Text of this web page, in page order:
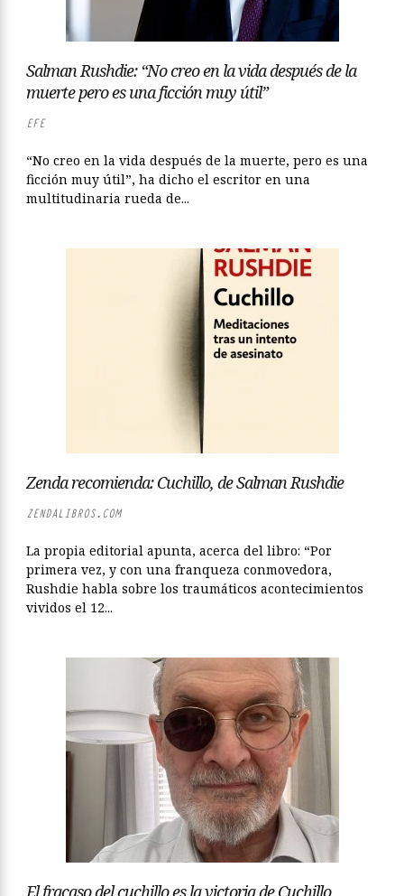
Salman Rushdie: “No creo en la vida después de la
muerte pero es una ficción muy útil”
EFE
“No creo en la vida después de la muerte, pero es una
ficción muy útil”, ha dicho el escritor en una
multitudinaria rueda de...
Zenda recomienda: Cuchillo, de Salman Rushdie
ZENDALIBROS.COM
La propia editorial apunta, acerca del libro: “Por
primera vez, y con una franqueza conmovedora,
Rushdie habla sobre los traumáticos acontecimientos
vividos el 12...
El fracaso del cuchillo es la victoria de Cuchillo